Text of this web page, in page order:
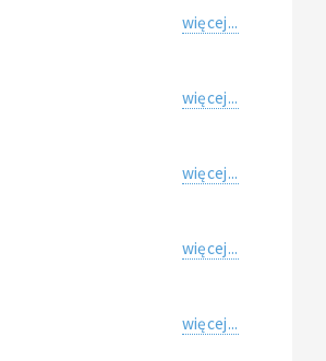
więcej...
więcej...
więcej...
więcej...
więcej...